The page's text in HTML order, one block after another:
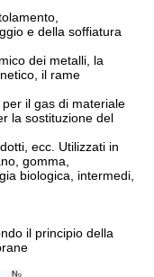
e della soffiatura
dei metalli, la
il rame
il gas di materiale
la sostituzione del
ecc. Utilizzati in
gomma,
biologica, intermedi,
il principio della